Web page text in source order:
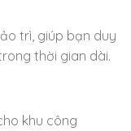
trì, giúp bạn duy
thời gian dài.
khu công